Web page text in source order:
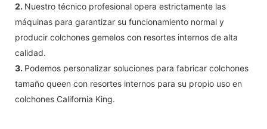
2. Nuestro técnico profesional opera estrictamente las
máquinas para garantizar su funcionamiento normal y
producir colchones gemelos con resortes internos de alta
calidad.
3. Podemos personalizar soluciones para fabricar colchones
tamaño queen con resortes internos para su propio uso en
colchones California King.